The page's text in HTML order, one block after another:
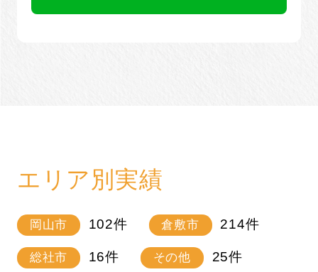
エリア別実績
岡山市 102件 倉敷市 214件
総社市 16件 その他 25件